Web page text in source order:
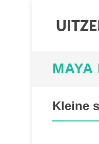
MAYA
Kleine